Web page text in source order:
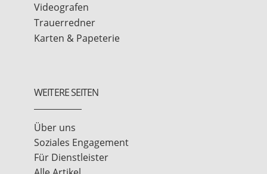
Videografen
Trauerredner
Karten & Papeterie
WEITERE SEITEN
Über uns
Soziales Engagement
Für Dienstleister